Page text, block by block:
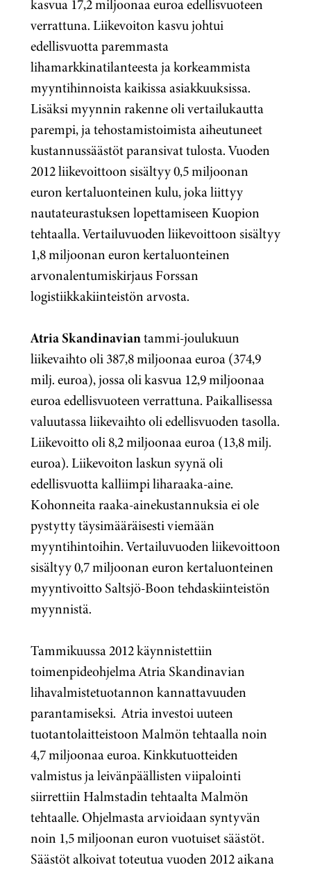
kasvua 17,2 miljoonaa euroa edellisvuoteen
verrattuna. Liikevoiton kasvu johtui
edellisvuotta paremmasta
lihamarkkinatilanteesta ja korkeammista
myyntihinnoista kaikissa asiakkuuksissa.
Lisäksi myynnin rakenne oli vertailukautta
parempi, ja tehostamistoimista aiheutuneet
kustannussäästöt paransivat tulosta. Vuoden
2012 liikevoittoon sisältyy 0,5 miljoonan
euron kertaluonteinen kulu, joka liittyy
nautateurastuksen lopettamiseen Kuopion
tehtaalla. Vertailuvuoden liikevoittoon sisältyy
1,8 miljoonan euron kertaluonteinen
arvonalentumiskirjaus Forssan
logistiikkakiinteistön arvosta.
Atria Skandinaviantammi-joulukuun
liikevaihto oli 387,8 miljoonaa euroa (374,9
milj. euroa), jossa oli kasvua 12,9 miljoonaa
euroa edellisvuoteen verrattuna. Paikallisessa
valuutassa liikevaihto oli edellisvuoden tasolla.
Liikevoitto oli 8,2 miljoonaa euroa (13,8 milj.
euroa). Liikevoiton laskun syynä oli
edellisvuotta kalliimpi liharaaka-aine.
Kohonneita raaka-ainekustannuksia ei ole
pystytty täysimääräisesti viemään
myyntihintoihin. Vertailuvuoden liikevoittoon
sisältyy 0,7 miljoonan euron kertaluonteinen
myyntivoitto Saltsjö-Boon tehdaskiinteistön
myynnistä.
Tammikuussa 2012 käynnistettiin
toimenpideohjelma Atria Skandinavian
lihavalmistetuotannon kannattavuuden
parantamiseksi. Atria investoi uuteen
tuotantolaitteistoon Malmön tehtaalla noin
4,7 miljoonaa euroa. Kinkkutuotteiden
valmistus ja leivänpäällisten viipalointi
siirrettiin Halmstadin tehtaalta Malmön
tehtaalle. Ohjelmasta arvioidaan syntyvän
noin 1,5 miljoonan euron vuotuiset säästöt.
Säästöt alkoivat toteutua vuoden 2012 aikana